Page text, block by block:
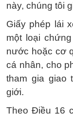
này, chúng tôi
Giấy phép lái
một loại
nước hoặc cơ
cá nhân, cho
tham gia giao
giới.
Theo Điều 16